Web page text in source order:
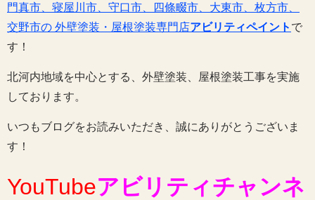
門真市、寝屋川市、守口市、四條畷市、大東市、枚方市、
交野市の 外壁塗装・屋根塗装専門店アビリティペイント で
す！
北河内地域を中心とする、外壁塗装、屋根塗装工事を実施
しております。
いつもブログをお読みいただき、誠にありがとうございま
す！
YouTubeアビリティチャンネ